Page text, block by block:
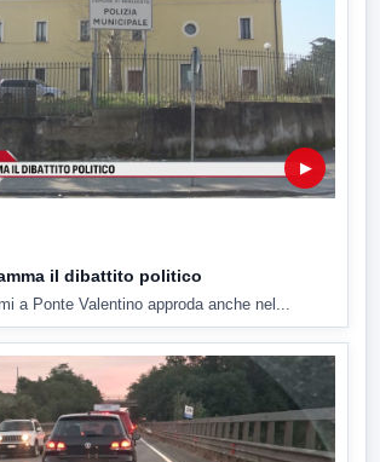
▶
il dibattito politico
a Ponte Valentino approda anche nel...